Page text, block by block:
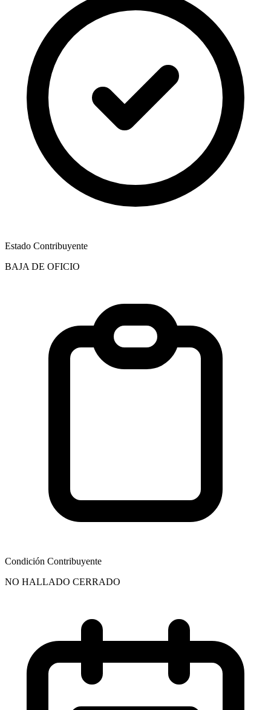
Estado Contribuyente
BAJA DE OFICIO
Condición Contribuyente
NO HALLADO CERRADO